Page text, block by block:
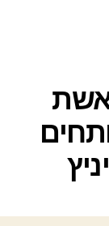
מספר 48: אשת